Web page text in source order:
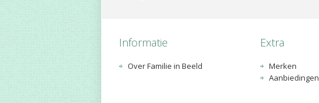
Informatie
Over Familie in Beeld
Extra
Merken
Aanbiedingen